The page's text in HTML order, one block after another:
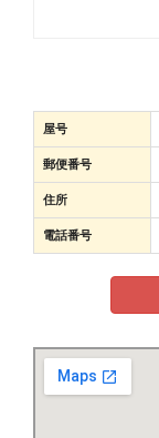
屋号
郵便番号
住所
電話番号